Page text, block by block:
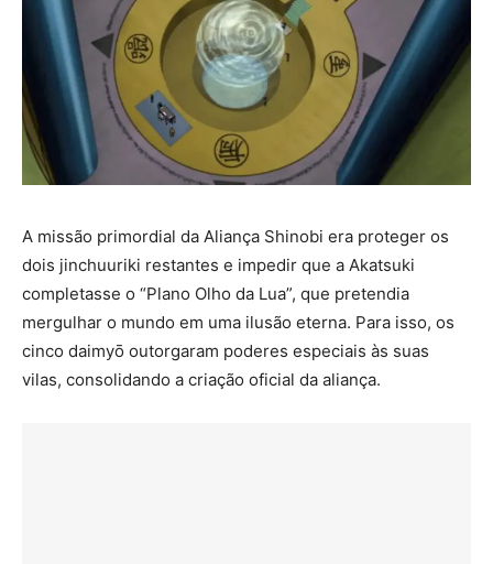
A missão primordial da Aliança Shinobi era proteger os
dois jinchuuriki restantes e impedir que a Akatsuki
completasse o “Plano Olho da Lua”, que pretendia
mergulhar o mundo em uma ilusão eterna. Para isso, os
cinco daimyō outorgaram poderes especiais às suas
vilas, consolidando a criação oficial da aliança.